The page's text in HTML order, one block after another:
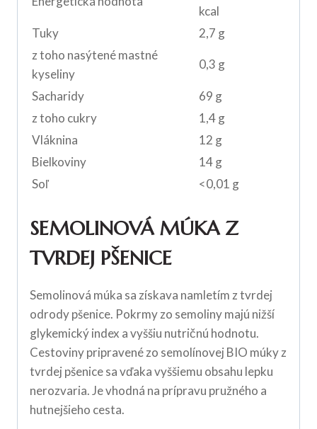
kcal
Tuky
2,7 g
z toho nasýtené mastné
kyseliny
0,3 g
Sacharidy
69 g
z toho cukry
1,4 g
Vláknina
12 g
Bielkoviny
14 g
Soľ
<0,01 g
SEMOLINOVÁ MÚKA Z
TVRDEJ PŠENICE
Semolinová múka sa získava namletím z tvrdej
odrody pšenice. Pokrmy zo semoliny majú nižší
glykemický index a vyššiu nutričnú hodnotu.
Cestoviny pripravené zo semolínovej BIO múky z
tvrdej pšenice sa vďaka vyššiemu obsahu lepku
nerozvaria. Je vhodná na prípravu pružného a
hutnejšieho cesta.